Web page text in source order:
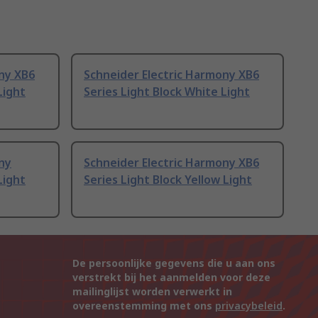
XB6
Schneider Electric Harmony XB6
Series Light Block White Light
Schneider Electric Harmony XB6
Series Light Block Yellow Light
De persoonlijke gegevens die u aan ons
verstrekt bij het aanmelden voor deze
mailinglijst worden verwerkt in
overeenstemming met ons privacybeleid.